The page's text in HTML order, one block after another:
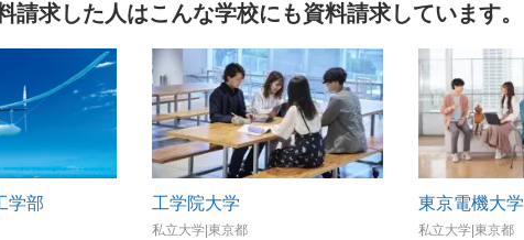
請求した人はこんな学校にも資料請求しています。
学部 工学院大学
私立大学|東京都
東京電機大学
私立大学|東京都